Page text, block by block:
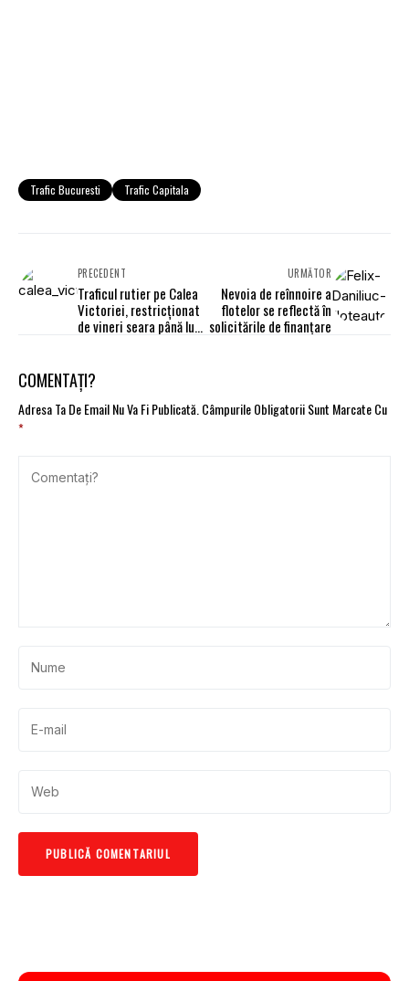
Trafic Bucuresti Trafic Capitala
PRECEDENT
Traficul rutier pe Calea
Victoriei, restricţionat
de vineri seara până luni
URMĂTOR
Nevoia de reînnoire a
flotelor se reflectă în
solicitările de finanţare
COMENTAȚI?
Adresa Ta De Email Nu Va Fi Publicată.Câmpurile Obligatorii Sunt Marcate Cu
*